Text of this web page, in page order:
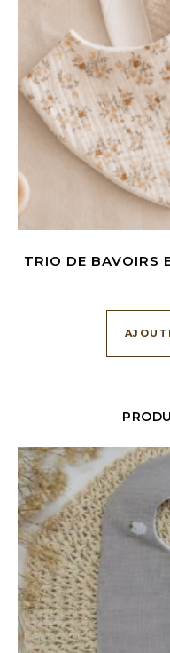
TRIO DE BAVOIRS